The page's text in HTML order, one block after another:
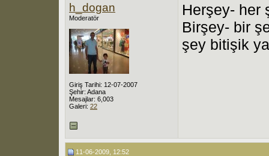
h_dogan
Moderatör
Giriş Tarihi: 12-07-2007
Şehir: Adana
Mesajlar: 6,003
Galeri: 22
Herşey- her
Birşey- bir
şey bitişik
11-06-2009, 12:52